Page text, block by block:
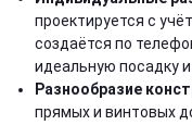
проектируется с
создаётся по
идеальную посадку
Разнообразие
прямых и винтовых